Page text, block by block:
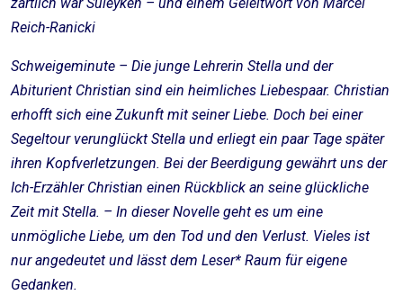
Reich-Ranicki
Schweigeminute – Die junge Lehrerin Stella und der
Abiturient Christian sind ein heimliches Liebespaar. Christian
erhofft sich eine Zukunft mit seiner Liebe. Doch bei einer
Segeltour verunglückt Stella und erliegt ein paar Tage später
ihren Kopfverletzungen. Bei der Beerdigung gewährt uns der
Ich-Erzähler Christian einen Rückblick an seine glückliche
Zeit mit Stella. – In dieser Novelle geht es um eine
unmögliche Liebe, um den Tod und den Verlust. Vieles ist
nur angedeutet und lässt dem Leser* Raum für eigene
Gedanken.